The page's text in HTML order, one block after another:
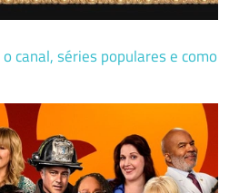
o canal, séries populares e como